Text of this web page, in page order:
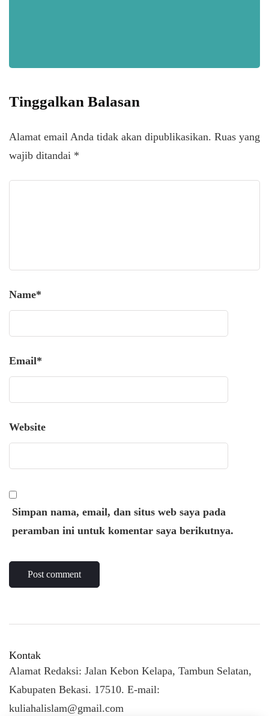
Tinggalkan Balasan
Alamat email Anda tidak akan dipublikasikan. Ruas yang
wajib ditandai *
Name*
Email*
Website
Simpan nama, email, dan situs web saya pada
peramban ini untuk komentar saya berikutnya.
Kontak
Alamat Redaksi: Jalan Kebon Kelapa, Tambun Selatan,
Kabupaten Bekasi. 17510. E-mail:
kuliahalislam@gmail.com